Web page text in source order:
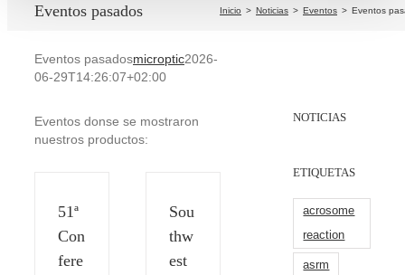
Eventos pasados Inicio Noticias Eventos Eventos
Eventos pasadosmicroptic2026-
06-29T14:26:07+02:00
Eventos donse se mostraron
nuestros productos:
51ª
Con
fere
Sou
thw
est
NOTICIAS
ETIQUETAS
acrosome
reaction
asrm